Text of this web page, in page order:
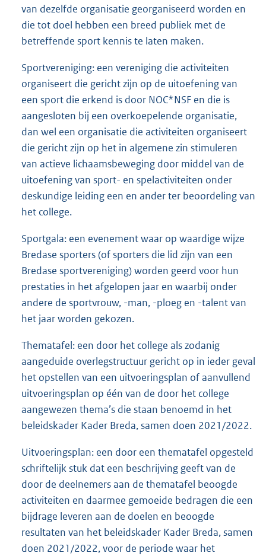
van dezelfde organisatie georganiseerd worden en
die tot doel hebben een breed publiek met de
betreffende sport kennis te laten maken.
Sportvereniging: een vereniging die activiteiten
organiseert die gericht zijn op de uitoefening van
een sport die erkend is door NOC*NSF en die is
aangesloten bij een overkoepelende organisatie,
dan wel een organisatie die activiteiten organiseert
die gericht zijn op het in algemene zin stimuleren
van actieve lichaamsbeweging door middel van de
uitoefening van sport- en spelactiviteiten onder
deskundige leiding een en ander ter beoordeling van
het college.
Sportgala: een evenement waar op waardige wijze
Bredase sporters (of sporters die lid zijn van een
Bredase sportvereniging) worden geerd voor hun
prestaties in het afgelopen jaar en waarbij onder
andere de sportvrouw, -man, -ploeg en -talent van
het jaar worden gekozen.
Thematafel: een door het college als zodanig
aangeduide overlegstructuur gericht op in ieder geval
het opstellen van een uitvoeringsplan of aanvullend
uitvoeringsplan op één van de door het college
aangewezen thema’s die staan benoemd in het
beleidskader Kader Breda, samen doen 2021/2022.
Uitvoeringsplan: een door een thematafel opgesteld
schriftelijk stuk dat een beschrijving geeft van de
door de deelnemers aan de thematafel beoogde
activiteiten en daarmee gemoeide bedragen die een
bijdrage leveren aan de doelen en beoogde
resultaten van het beleidskader Kader Breda, samen
doen 2021/2022, voor de periode waar het